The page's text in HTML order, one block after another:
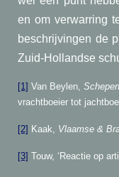
en om verwarring
beschrijvingen de
Zuid-Hollandse
[1] Van Beylen,
vrachtboeier tot
[2] Kaak, Vlaamse &
[3] Touw, ‘Reactie op